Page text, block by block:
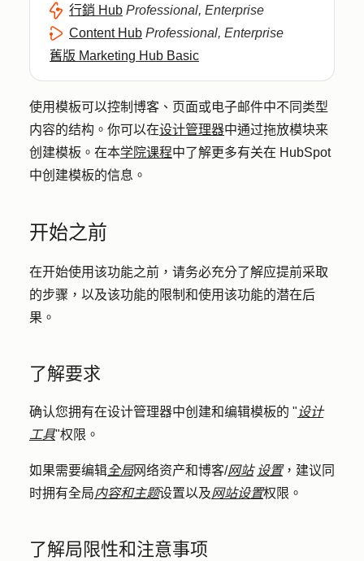
行銷 Hub Professional, Enterprise
Content Hub Professional, Enterprise
舊版 Marketing Hub Basic
使用模板可以控制博客、页面或电子邮件中不同类型
内容的结构。你可以在设计管理器中通过拖放模块来
创建模板。在本学院课程中了解更多有关在 HubSpot
中创建模板的信息。
开始之前
在开始使用该功能之前，请务必充分了解应提前采取
的步骤，以及该功能的限制和使用该功能的潜在后
果。
了解要求
确认您拥有在设计管理器中创建和编辑模板的 "设计
工具"权限。
如果需要编辑全局网络资产和博客/网站 设置，建议同
时拥有全局内容和主题设置以及网站设置权限。
了解局限性和注意事项